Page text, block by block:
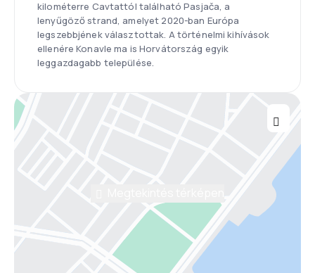
kilométerre Cavtattól található Pasjača, a
lenyűgöző strand, amelyet 2020-ban Európa
legszebbjének választottak. A történelmi kihívások
ellenére Konavle ma is Horvátország egyik
leggazdagabb települése.